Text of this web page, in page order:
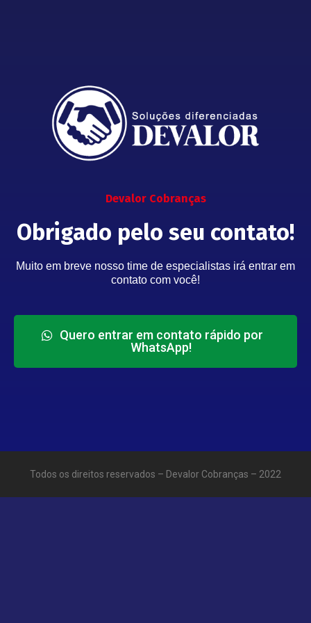
Devalor Cobranças
Obrigado pelo seu contato!
Muito em breve nosso time de especialistas irá entrar em
contato com você!
Quero entrar em contato rápido por
WhatsApp!
Todos os direitos reservados – Devalor Cobranças – 2022